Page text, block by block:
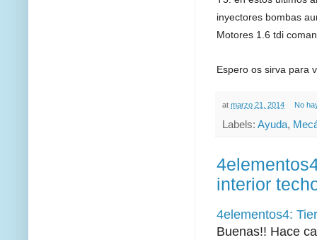
inyectores bombas
Motores 1.6 tdi
Espero os sirva para
at marzo 21, 2014 No
Labels: Ayuda,
interior
4elementos4:
Buenas!! Hace